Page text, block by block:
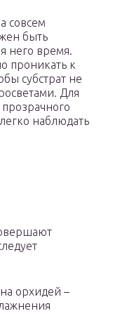
совсем
быть
него время.
проникать к
субстрат не
Для
наблюдать
орхидей –